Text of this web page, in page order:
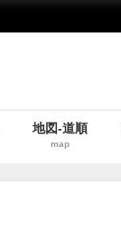
地図-道順
map